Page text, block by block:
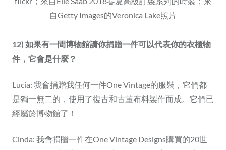
自Getty Images的Veronica Lake照片
12) 如果有一間博物館請你捐贈一件可以代表你的衣櫃物
件，它會是什麼？
Lucia: 我會捐贈我任何一件One Vintage的服裝，它們都
是獨一無二的，使用了復古和古董布料製作而成。它們已
經屬於博物館了！
Cinda: 我會捐贈一件在One Vintage Designs購買的20世